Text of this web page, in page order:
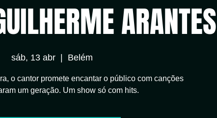
ARANTES
sáb, 13 abr Belém
o cantor promete encantar o público com canções
um geração. Um show só com hits.